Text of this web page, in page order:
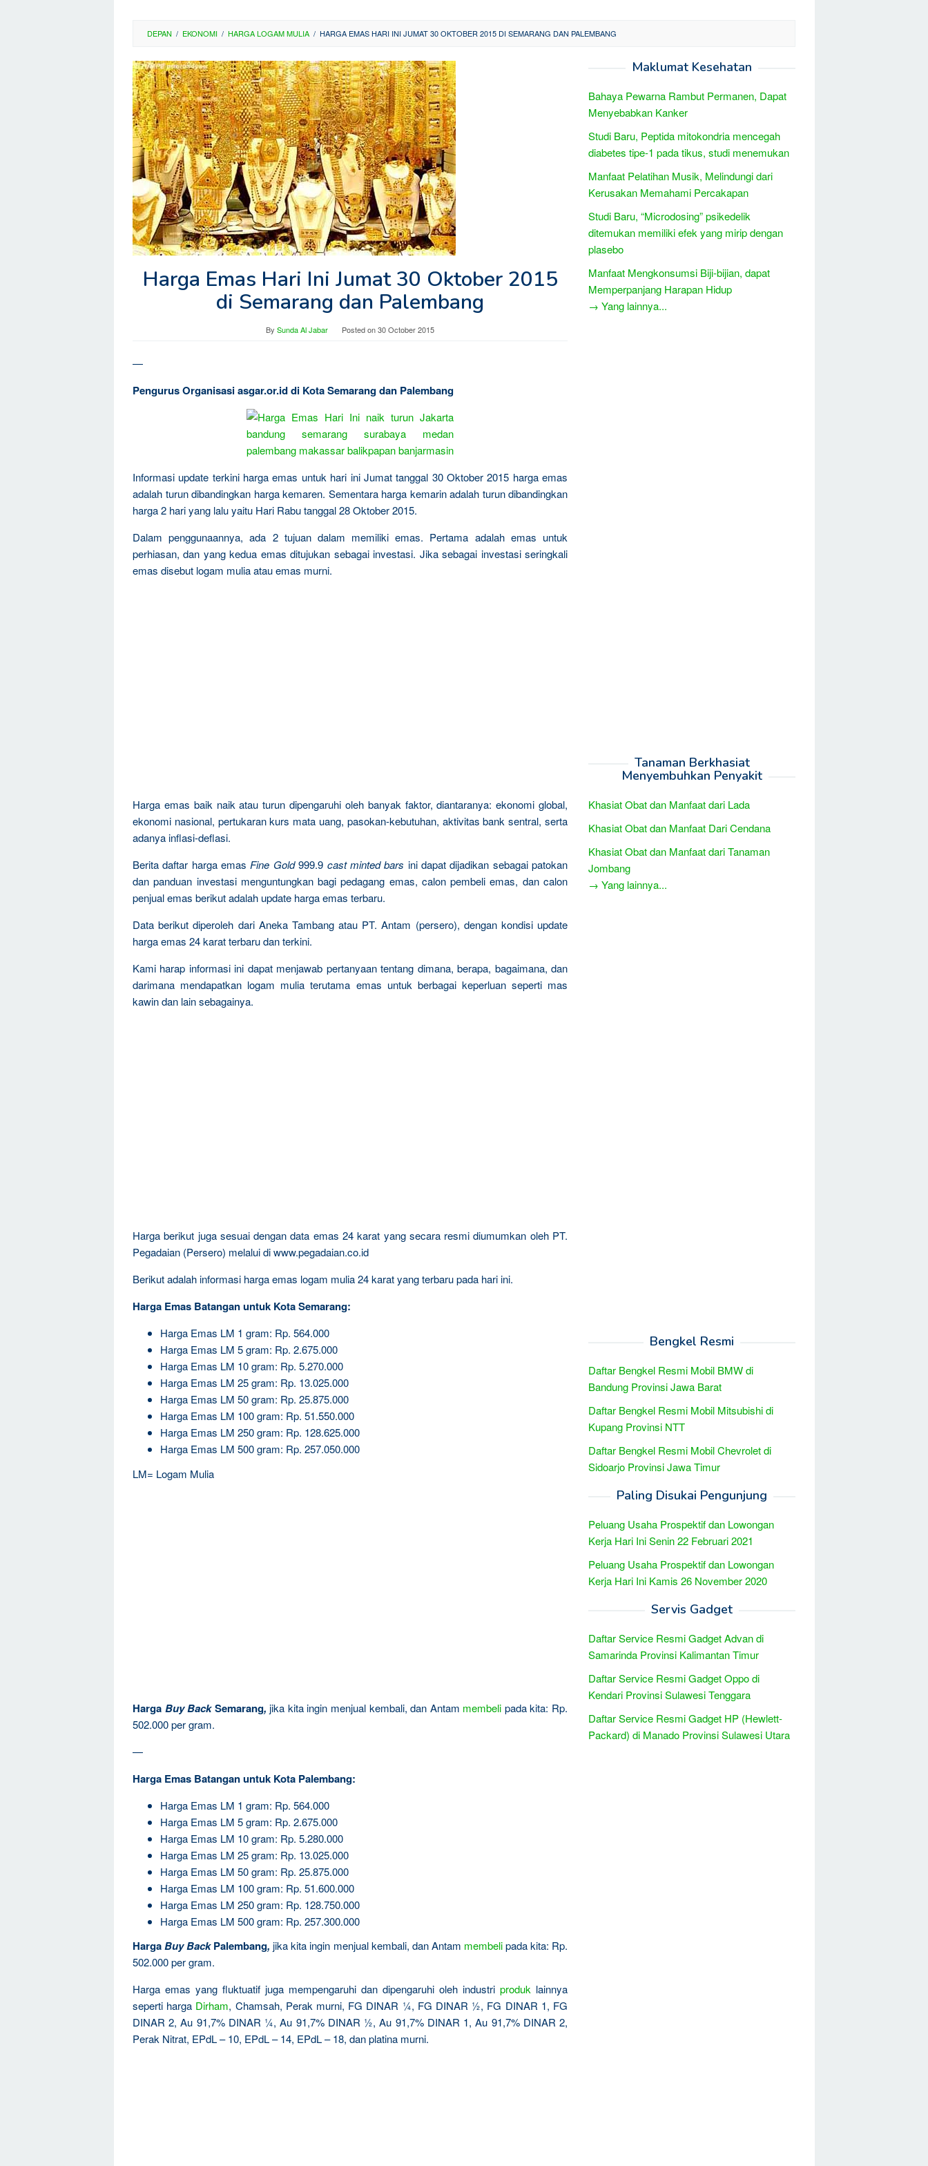
DEPAN / EKONOMI / HARGA LOGAM MULIA / HARGA EMAS HARI INI JUMAT 30 OKTOBER 2015 DI SEMARANG DAN PALEMBANG
Harga Emas Hari Ini Jumat 30 Oktober 2015
di Semarang dan Palembang
By Sunda Al Jabar Posted on30 October 2015
—
Pengurus Organisasi asgar.or.id di Kota Semarang dan Palembang
Informasi update terkini harga emas untuk hari ini Jumat tanggal 30 Oktober 2015 harga emas
adalah turun dibandingkan harga kemaren. Sementara harga kemarin adalah turun dibandingkan
harga 2 hari yang lalu yaitu Hari Rabu tanggal 28 Oktober 2015.
Dalam penggunaannya, ada 2 tujuan dalam memiliki emas. Pertama adalah emas untuk
perhiasan, dan yang kedua emas ditujukan sebagai investasi. Jika sebagai investasi seringkali
emas disebut logam mulia atau emas murni.
Harga emas baik naik atau turun dipengaruhi oleh banyak faktor, diantaranya: ekonomi global,
ekonomi nasional, pertukaran kurs mata uang, pasokan-kebutuhan, aktivitas bank sentral, serta
adanya inflasi-deflasi.
Berita daftar harga emas Fine Gold999.9 cast minted bars ini dapat dijadikan sebagai patokan
dan panduan investasi menguntungkan bagi pedagang emas, calon pembeli emas, dan calon
penjual emas berikut adalah update harga emas terbaru.
Data berikut diperoleh dari Aneka Tambang atau PT. Antam (persero), dengan kondisi update
harga emas 24 karat terbaru dan terkini.
Kami harap informasi ini dapat menjawab pertanyaan tentang dimana, berapa, bagaimana, dan
darimana mendapatkan logam mulia terutama emas untuk berbagai keperluan seperti mas
kawin dan lain sebagainya.
Harga berikut juga sesuai dengan data emas 24 karat yang secara resmi diumumkan oleh PT.
Pegadaian (Persero) melalui di www.pegadaian.co.id
Berikut adalah informasi harga emas logam mulia 24 karat yang terbaru pada hari ini.
Harga Emas Batangan untuk Kota Semarang:
Harga Emas LM 1 gram: Rp. 564.000
Harga Emas LM 5 gram: Rp. 2.675.000
Harga Emas LM 10 gram: Rp. 5.270.000
Harga Emas LM 25 gram: Rp. 13.025.000
Harga Emas LM 50 gram: Rp. 25.875.000
Harga Emas LM 100 gram: Rp. 51.550.000
Harga Emas LM 250 gram: Rp. 128.625.000
Harga Emas LM 500 gram: Rp. 257.050.000
LM= Logam Mulia
Harga Buy BackSemarang,jika kita ingin menjual kembali, dan Antam membeli pada kita: Rp.
502.000 per gram.
—
Harga Emas Batangan untuk Kota Palembang:
Harga Emas LM 1 gram: Rp. 564.000
Harga Emas LM 5 gram: Rp. 2.675.000
Harga Emas LM 10 gram: Rp. 5.280.000
Harga Emas LM 25 gram: Rp. 13.025.000
Harga Emas LM 50 gram: Rp. 25.875.000
Harga Emas LM 100 gram: Rp. 51.600.000
Harga Emas LM 250 gram: Rp. 128.750.000
Harga Emas LM 500 gram: Rp. 257.300.000
HargaBuy BackPalembang, jika kita ingin menjual kembali, dan Antam membelipada kita: Rp.
502.000 per gram.
Harga emas yang fluktuatif juga mempengaruhi dan dipengaruhi oleh industri produk lainnya
seperti harga Dirham, Chamsah, Perak murni, FG DINAR ¼, FG DINAR ½, FG DINAR 1, FG
DINAR 2, Au 91,7% DINAR ¼, Au 91,7% DINAR ½, Au 91,7% DINAR 1, Au 91,7% DINAR 2,
Perak Nitrat, EPdL – 10, EPdL – 14, EPdL – 18, dan platina murni.
Maklumat Kesehatan
Bahaya Pewarna Rambut Permanen, Dapat
Menyebabkan Kanker
Studi Baru, Peptida mitokondria mencegah
diabetes tipe-1 pada tikus, studi menemukan
Manfaat Pelatihan Musik, Melindungi dari
Kerusakan Memahami Percakapan
Studi Baru, “Microdosing” psikedelik
ditemukan memiliki efek yang mirip dengan
plasebo
Manfaat Mengkonsumsi Biji-bijian, dapat
Memperpanjang Harapan Hidup
→ Yang lainnya...
Tanaman Berkhasiat
Menyembuhkan Penyakit
Khasiat Obat dan Manfaat dari Lada
Khasiat Obat dan Manfaat Dari Cendana
Khasiat Obat dan Manfaat dari Tanaman
Jombang
→ Yang lainnya...
Bengkel Resmi
Daftar Bengkel Resmi Mobil BMW di
Bandung Provinsi Jawa Barat
Daftar Bengkel Resmi Mobil Mitsubishi di
Kupang Provinsi NTT
Daftar Bengkel Resmi Mobil Chevrolet di
Sidoarjo Provinsi Jawa Timur
Paling Disukai Pengunjung
Peluang Usaha Prospektif dan Lowongan
Kerja Hari Ini Senin 22 Februari 2021
Peluang Usaha Prospektif dan Lowongan
Kerja Hari Ini Kamis 26 November 2020
Servis Gadget
Daftar Service Resmi Gadget Advan di
Samarinda Provinsi Kalimantan Timur
Daftar Service Resmi Gadget Oppo di
Kendari Provinsi Sulawesi Tenggara
Daftar Service Resmi Gadget HP (Hewlett-
Packard) di Manado Provinsi Sulawesi Utara